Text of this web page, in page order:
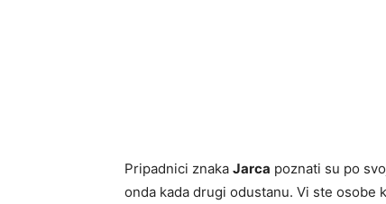
Pripadnici znaka Jarca poznati su po
onda kada drugi odustanu. Vi ste osobe